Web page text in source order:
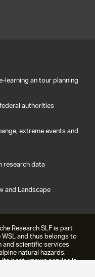
learning an tour planning
authorities
extreme events and
research data
and Landscape
Research SLF is part
and thus belongs to
and scientific services
natural hazards,
best-known service is